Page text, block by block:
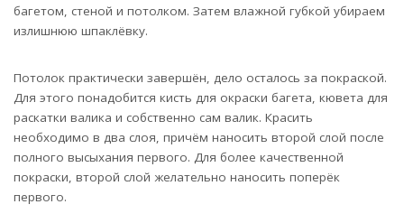
багетом, стеной и потолком. Затем влажной губкой убираем
излишнюю шпаклёвку.
Потолок практически завершён, дело осталось за покраской.
Для этого понадобится кисть для окраски багета, кювета для
раскатки валика и собственно сам валик. Красить
необходимо в два слоя, причём наносить второй слой после
полного высыхания первого. Для более качественной
покраски, второй слой желательно наносить поперёк
первого.